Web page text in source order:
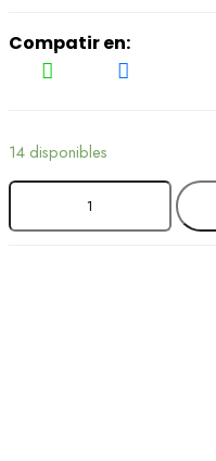
Compatir en:
14 disponibles
METALICO